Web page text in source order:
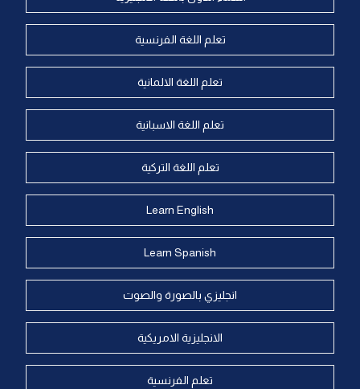
تعلم اللغة الفرنسية
تعلم اللغة الالمانية
تعلم اللغة الاسبانية
تعلم اللغة التركية
Learn English
Learn Spanish
انجليزي بالصورة والصوت
الانجليزية الامريكية
تعلم الفرنسية